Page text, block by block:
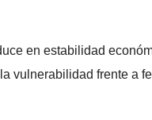
en estabilidad
vulnerabilidad frente